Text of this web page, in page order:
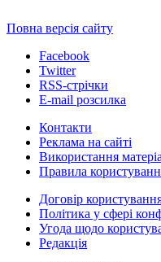
Повна версія сайту
Facebook
Twitter
RSS-стрічки
E-mail розсилка
Контакти
Реклама на сайті
Використання
Правила
Договір
Політика у сфері
Угода щодо
Редакція